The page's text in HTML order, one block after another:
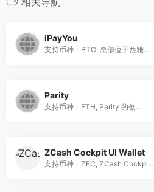
iPayYou
支持币种：BTC, 总部位于西雅...
Parity
支持币种：ETH, Parity 的创...
ZCash Cockpit UI Wallet
支持币种：ZEC, ZCash Cockpi...